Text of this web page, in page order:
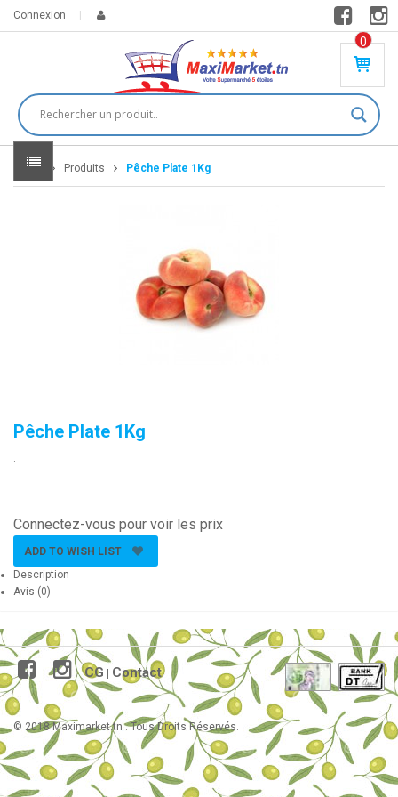
Connexion
0
PR
DU
IT(
S)
Home Produits Pêche Plate 1Kg
Pêche Plate 1Kg
.
.
Connectez-vous pour voir les prix
ADD TO WISH LIST
Description
Avis (0)
CG Contact
© 2018 Maximarket.tn . Tous Droits Réservés.